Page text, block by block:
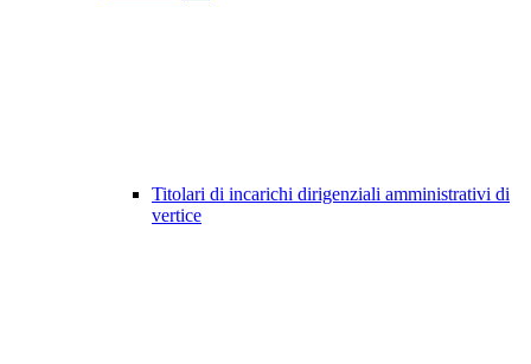
Titolari di incarichi dirigenziali amministrativi di
vertice